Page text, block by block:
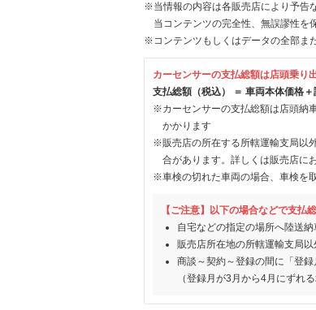
※当情報の内容は各販売店により予告
当コンテンツの完全性、無誤謬性を
※コンテンツもしくはデータの全部ま
カーセンサーの支払総額は店頭乗り
支払総額（税込） ＝ 車両本体価格＋
※カーセンサーの支払総額は店頭納
かかります
※販売店の所在する所轄運輸支局以
合があります。詳しくは販売店に
※車検の切れた車両の場合、車検を
【ご注意】以下の場合などで支払
自宅などの指定の場所へ陸送
販売店所在地の所轄運輸支局
商談～契約～登録の間に「登
（登録月が3月から4月にずれ